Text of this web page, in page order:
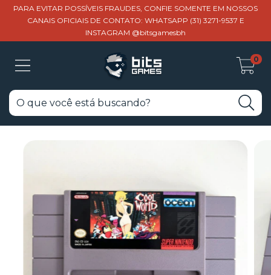
PARA EVITAR POSSÍVEIS FRAUDES, CONFIE SOMENTE EM NOSSOS
CANAIS OFICIAIS DE CONTATO: WHATSAPP (31) 3271-9537 E
INSTAGRAM @bitsgamesbh
0